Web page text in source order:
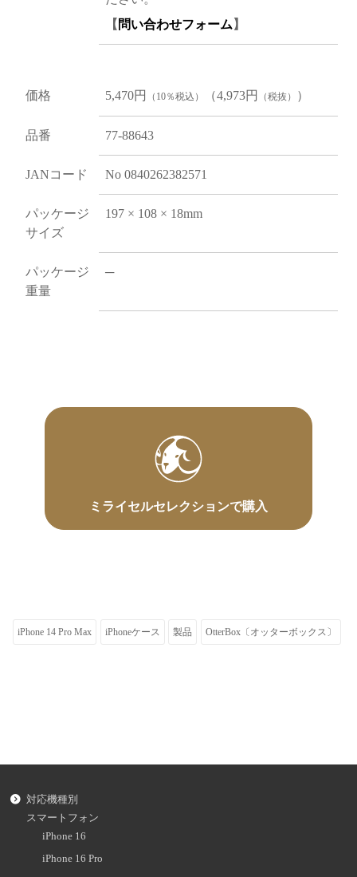
【 問い合わせフォーム 】
価格 5,470円 （10％税込） （4,973円 （税抜） ）
品番 77-88643
JANコード No 0840262382571
パッケージ
サイズ
197 × 108 × 18mm
パッケージ
重量
─
ミライセルセレクションで購入
iPhone 14 Pro Max iPhoneケース 製品 OtterBox〔オッターボックス〕
対応機種別
スマートフォン
iPhone 16
iPhone 16 Pro